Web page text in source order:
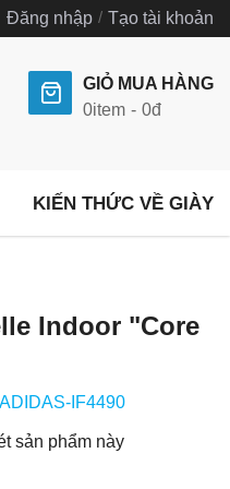
Đăng nhập Tạo tài khoản
GIỎ MUA HÀNG
0item 0đ
KIẾN THỨC VỀ GIÀY
Indoor "Core
ADIDAS-IF4490
sản phẩm này